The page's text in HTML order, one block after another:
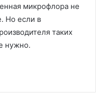
микрофлора не
Но если в
таких
нужно.